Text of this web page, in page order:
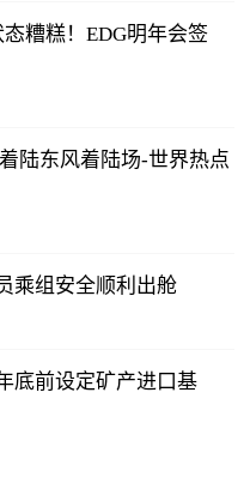
糟糕！EDG明年会签
陆东风着陆场-世界热点
乘组安全顺利出舱
底前设定矿产进口基